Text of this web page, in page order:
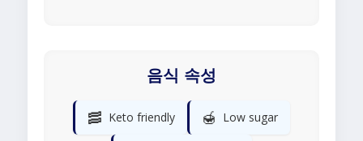
음식 속성
🥓 Keto friendly 🍯 Low sugar